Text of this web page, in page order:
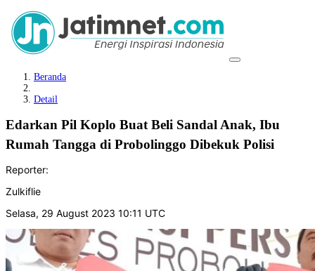
Beranda
Detail
Edarkan Pil Koplo Buat Beli Sandal Anak, Ibu
Rumah Tangga di Probolinggo Dibekuk Polisi
Reporter:
Zulkiflie
Selasa, 29 August 2023 10:11 UTC